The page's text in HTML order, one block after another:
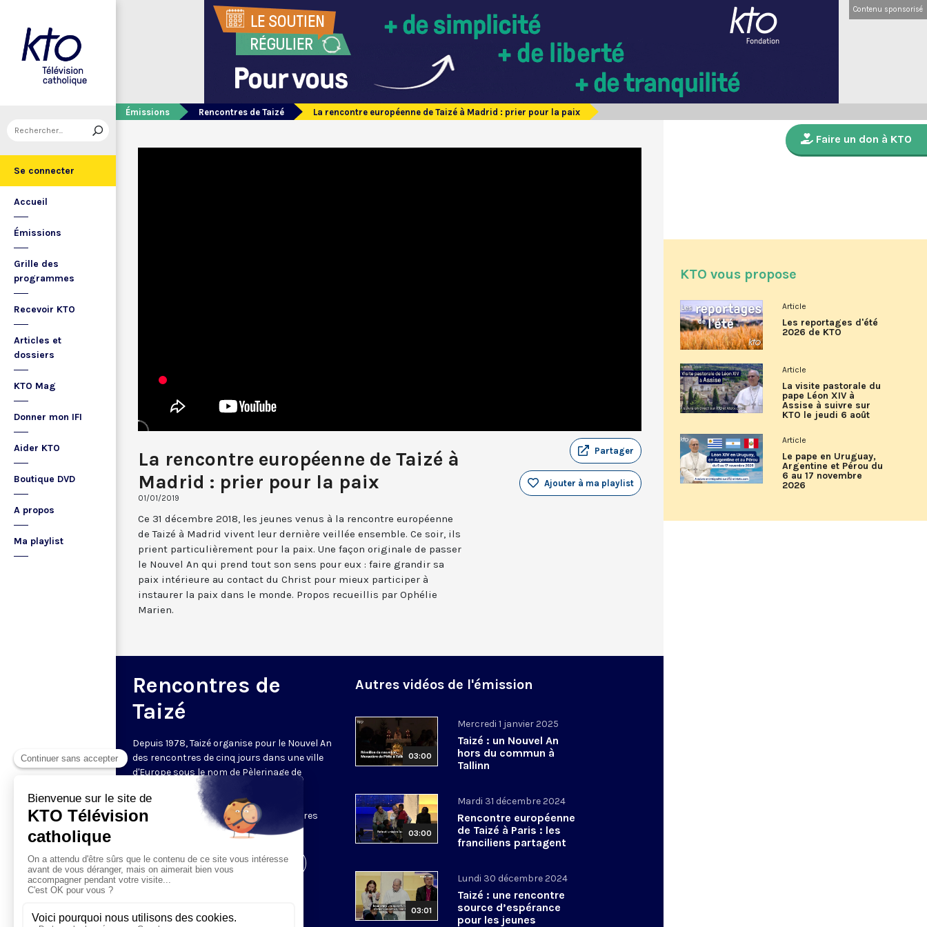
Se connecter
Accueil
Émissions
Grille des
programmes
Recevoir KTO
Articles et
dossiers
KTO Mag
Donner mon IFI
Aider KTO
Boutique DVD
A propos
Ma playlist
Contenu sponsorisé
Émissions Rencontres de Taizé La rencontre européenne de Taizé à Madrid : prier pour la paix
La rencontre européenne de Taizé à
Madrid : prier pour la paix
01/01/2019
Partager
Ajouter à ma playlist
Ce 31 décembre 2018, les jeunes venus à la rencontre européenne
de Taizé à Madrid vivent leur dernière veillée ensemble. Ce soir, ils
prient particulièrement pour la paix. Une façon originale de passer
le Nouvel An qui prend tout son sens pour eux : faire grandir sa
paix intérieure au contact du Christ pour mieux participer à
instaurer la paix dans le monde. Propos recueillis par Ophélie
Marien.
Rencontres de
Taizé
Depuis 1978, Taizé organise pour le Nouvel An
des rencontres de cinq jours dans une ville
d'Europe sous le nom de Pèlerinage de
Confiance sur la Terre. Des dizaines de
milliers de jeunes y assistent et sont
hébergés dans les familles ou les centres
Visiter la page de l'émission
Autres vidéos de l'émission
03:00
Mercredi 1 janvier 2025
Taizé : un Nouvel An
hors du commun à
Tallinn
03:00
Mardi 31 décembre 2024
Rencontre européenne
de Taizé à Paris : les
franciliens partagent
03:01
Lundi 30 décembre 2024
Taizé : une rencontre
source d’espérance
pour les jeunes
Faire un don à KTO
KTO vous propose
Article
Les reportages d'été
2026 de KTO
Article
La visite pastorale du
pape Léon XIV à
Assise à suivre sur
KTO le jeudi 6 août
Article
Le pape en Uruguay,
Argentine et Pérou du
6 au 17 novembre
2026